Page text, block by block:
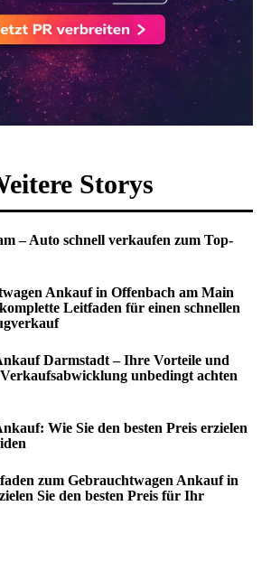
Storys
– Auto schnell verkaufen zum Top-
Ankauf in Offenbach am Main
Leitfaden für einen schnellen
Darmstadt – Ihre Vorteile und
unbedingt achten
Wie Sie den besten Preis erzielen
zum Gebrauchtwagen Ankauf in
Sie den besten Preis für Ihr